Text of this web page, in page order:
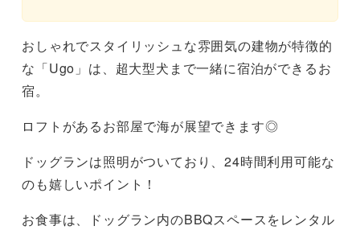
おしゃれでスタイリッシュな雰囲気の建物が特徴的
な「Ugo」は、超大型犬まで一緒に宿泊ができるお
宿。
ロフトがあるお部屋で海が展望できます◎
ドッグランは照明がついており、24時間利用可能な
のも嬉しいポイント！
お食事は、ドッグラン内のBBQスペースをレンタル